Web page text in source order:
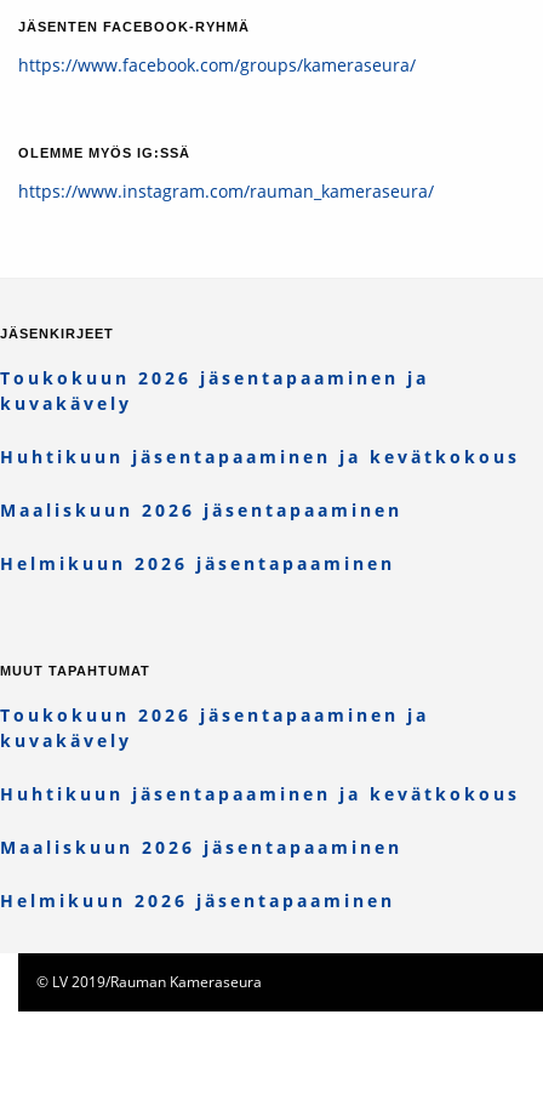
JÄSENTEN FACEBOOK-RYHMÄ
https://www.facebook.com/groups/kameraseura/
OLEMME MYÖS IG:SSÄ
https://www.instagram.com/rauman_kameraseura/
JÄSENKIRJEET
Toukokuun 2026 jäsentapaaminen ja
kuvakävely
Huhtikuun jäsentapaaminen ja kevätkokous
Maaliskuun 2026 jäsentapaaminen
Helmikuun 2026 jäsentapaaminen
MUUT TAPAHTUMAT
Toukokuun 2026 jäsentapaaminen ja
kuvakävely
Huhtikuun jäsentapaaminen ja kevätkokous
Maaliskuun 2026 jäsentapaaminen
Helmikuun 2026 jäsentapaaminen
© LV 2019/Rauman Kameraseura